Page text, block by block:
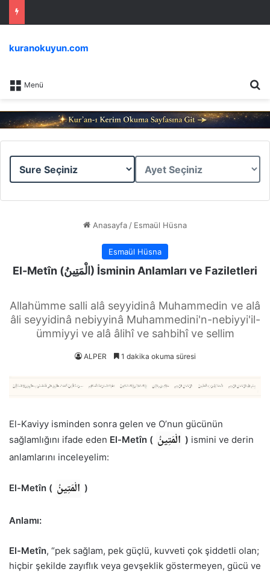
Menü
kuranokuyun.com
Sure
Ayet
Anasayfa / Esmaül Hüsna
Esmaül Hüsna
El-Metîn (الْمَتِينُ) İsminin Anlamları ve Faziletleri
Allahümme salli alâ seyyidinâ Muhammedin ve alâ
âli seyyidinâ nebiyyinâ Muhammedini'n-nebiyyi'il-
ümmiyyi ve alâ âlihî ve sahbihî ve sellim
ALPER 1 dakika okuma süresi
El-Kaviyy isminden sonra gelen ve O’nun gücünün
sağlamlığını ifade eden El-Metîn ( الْمَتِينُ ) ismini ve derin
anlamlarını inceleyelim:
El-Metîn ( الْمَتِينُ )
Anlamı:
El-Metîn, “pek sağlam, pek güçlü, kuvveti çok şiddetli olan;
hiçbir şekilde zayıflık veya gevşeklik göstermeyen, gücü ve